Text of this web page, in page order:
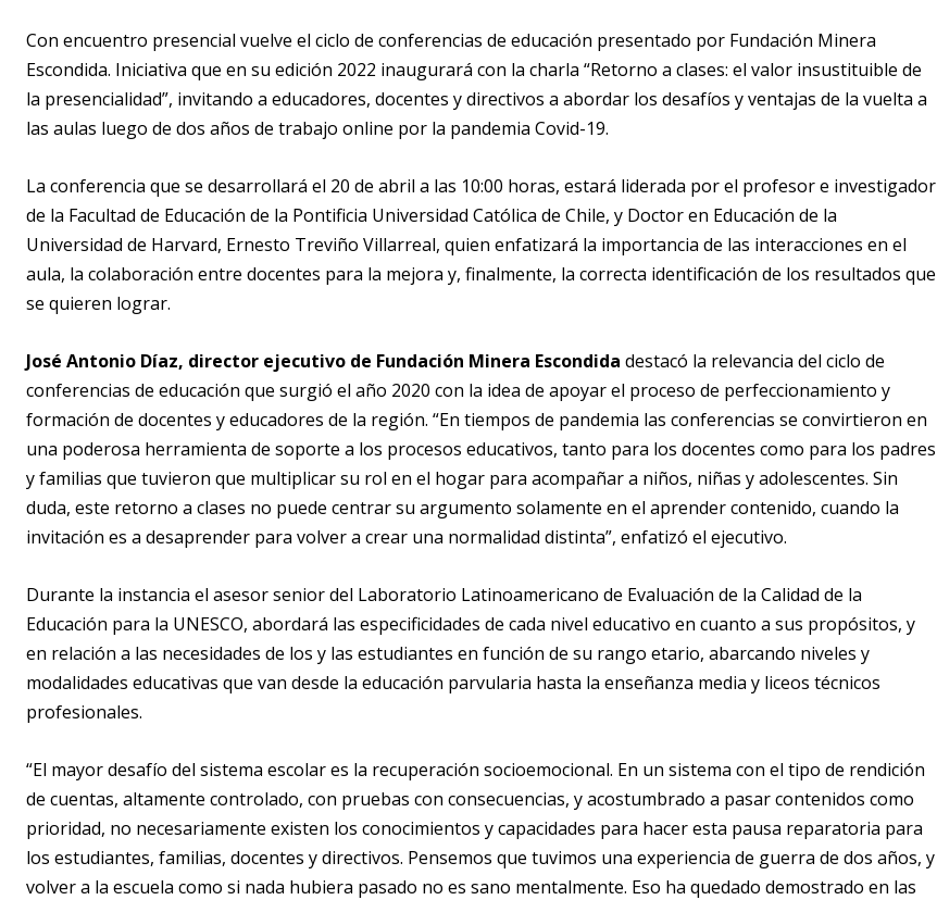
Con encuentro presencial vuelve el ciclo de conferencias de educación presentado por Fundación Minera
Escondida. Iniciativa que en su edición 2022 inaugurará con la charla “Retorno a clases: el valor insustituible de
la presencialidad”, invitando a educadores, docentes y directivos a abordar los desafíos y ventajas de la vuelta a
las aulas luego de dos años de trabajo online por la pandemia Covid-19.
La conferencia que se desarrollará el 20 de abril a las 10:00 horas, estará liderada por el profesor e investigador
de la Facultad de Educación de la Pontificia Universidad Católica de Chile, y Doctor en Educación de la
Universidad de Harvard, Ernesto Treviño Villarreal, quien enfatizará la importancia de las interacciones en el
aula, la colaboración entre docentes para la mejora y, finalmente, la correcta identificación de los resultados que
se quieren lograr.
José Antonio Díaz, director ejecutivo de Fundación Minera Escondida destacó la relevancia del ciclo de
conferencias de educación que surgió el año 2020 con la idea de apoyar el proceso de perfeccionamiento y
formación de docentes y educadores de la región. “En tiempos de pandemia las conferencias se convirtieron en
una poderosa herramienta de soporte a los procesos educativos, tanto para los docentes como para los padres
y familias que tuvieron que multiplicar su rol en el hogar para acompañar a niños, niñas y adolescentes. Sin
duda, este retorno a clases no puede centrar su argumento solamente en el aprender contenido, cuando la
invitación es a desaprender para volver a crear una normalidad distinta”, enfatizó el ejecutivo.
Durante la instancia el asesor senior del Laboratorio Latinoamericano de Evaluación de la Calidad de la
Educación para la UNESCO, abordará las especificidades de cada nivel educativo en cuanto a sus propósitos, y
en relación a las necesidades de los y las estudiantes en función de su rango etario, abarcando niveles y
modalidades educativas que van desde la educación parvularia hasta la enseñanza media y liceos técnicos
profesionales.
“El mayor desafío del sistema escolar es la recuperación socioemocional. En un sistema con el tipo de rendición
de cuentas, altamente controlado, con pruebas con consecuencias, y acostumbrado a pasar contenidos como
prioridad, no necesariamente existen los conocimientos y capacidades para hacer esta pausa reparatoria para
los estudiantes, familias, docentes y directivos. Pensemos que tuvimos una experiencia de guerra de dos años, y
volver a la escuela como si nada hubiera pasado no es sano mentalmente. Eso ha quedado demostrado en las